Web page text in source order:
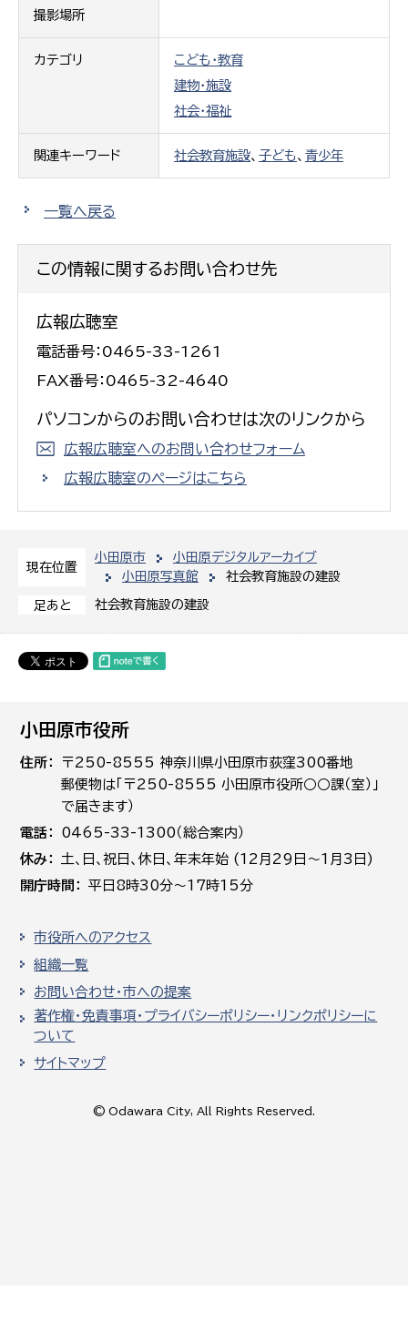
現在位置
小田原市
小田原デジタルアーカイブ
小田原写真館
社会教育施設の建設
足あと 社会教育施設の建設
撮影場所
カテゴリ
こども・教育
建物・施設
社会・福祉
関連キーワード 社会教育施設、 子ども、 青少年
一覧へ戻る
この情報に関するお問い合わせ先
広報広聴室
電話番号：0465-33-1261
FAX番号：0465-32-4640
パソコンからのお問い合わせは次のリンクから
広報広聴室へのお問い合わせフォーム
広報広聴室のページはこちら
小田原市役所
住所
〒250-8555 神奈川県小田原市荻窪300番地
郵便物は「〒250-8555 小田原市役所○○課（室）」
で届きます）
電話
0465-33-1300（総合案内）
休み
土､日､祝日、休日、年末年始 (12月29日～1月3日)
開庁時間
平日8時30分～17時15分
市役所へのアクセス
組織一覧
お問い合わせ・市への提案
著作権・免責事項・プライバシーポリシー・リンクポリシーに
ついて
サイトマップ
© Odawara City, All Rights Reserved.